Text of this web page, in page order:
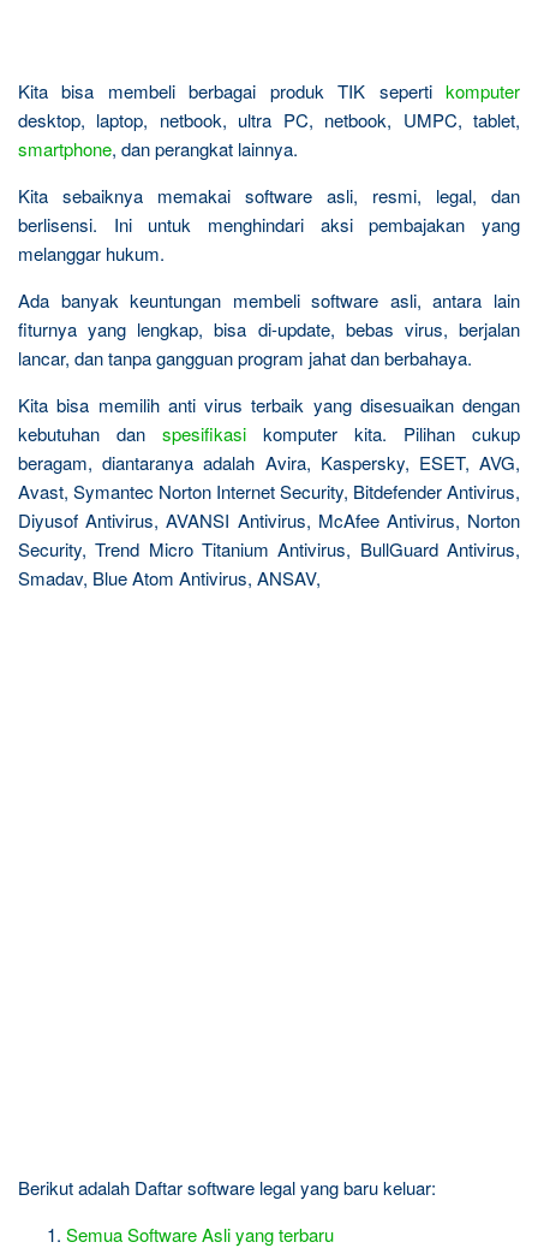
Kita bisa membeli berbagai produk TIK seperti komputer
desktop, laptop, netbook, ultra PC, netbook, UMPC, tablet,
smartphone, dan perangkat lainnya.
Kita sebaiknya memakai software asli, resmi, legal, dan
berlisensi. Ini untuk menghindari aksi pembajakan yang
melanggar hukum.
Ada banyak keuntungan membeli software asli, antara lain
fiturnya yang lengkap, bisa di-update, bebas virus, berjalan
lancar, dan tanpa gangguan program jahat dan berbahaya.
Kita bisa memilih anti virus terbaik yang disesuaikan dengan
kebutuhan dan spesifikasi komputer kita. Pilihan cukup
beragam, diantaranya adalah Avira, Kaspersky, ESET, AVG,
Avast, Symantec Norton Internet Security, Bitdefender Antivirus,
Diyusof Antivirus, AVANSI Antivirus, McAfee Antivirus, Norton
Security, Trend Micro Titanium Antivirus, BullGuard Antivirus,
Smadav, Blue Atom Antivirus, ANSAV,
Berikut adalah Daftar software legal yang baru keluar:
Semua Software Asli yang terbaru